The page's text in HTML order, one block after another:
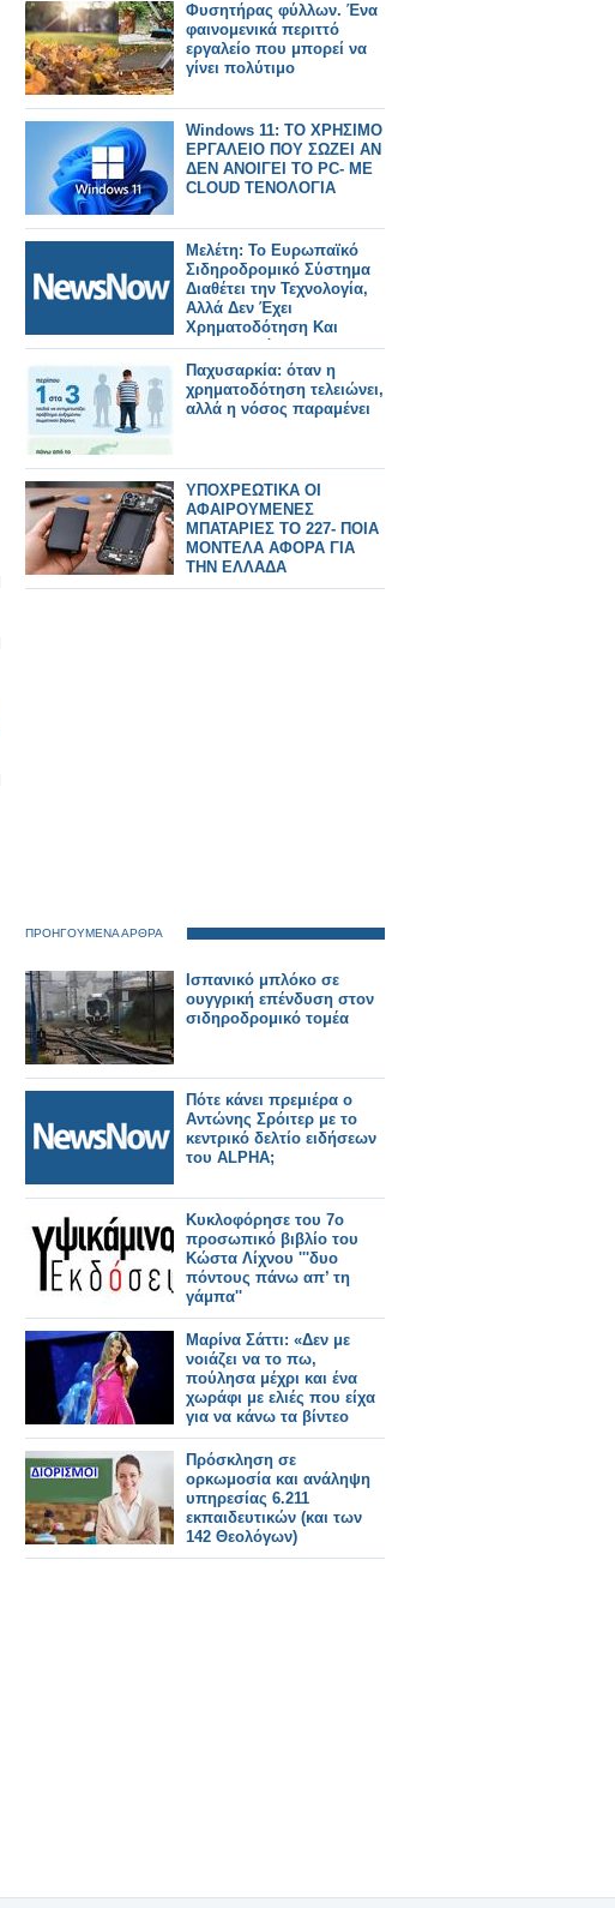
Φυσητήρας φύλλων. Ένα
φαινομενικά περιττό
εργαλείο που μπορεί να
γίνει πολύτιμο
Windows 11: ΤΟ ΧΡΗΣΙΜΟ
ΕΡΓΑΛΕΙΟ ΠΟΥ ΣΩΖΕΙ ΑΝ
ΔΕΝ ΑΝΟΙΓΕΙ ΤΟ PC- ΜΕ
CLOUD ΤΕΝΟΛΟΓΙΑ
Μελέτη: Το Ευρωπαϊκό
Σιδηροδρομικό Σύστημα
Διαθέτει την Τεχνολογία,
Αλλά Δεν Έχει
Χρηματοδότηση Και
Συντονισμό.
Παχυσαρκία: όταν η
χρηματοδότηση τελειώνει,
αλλά η νόσος παραμένει
ΥΠΟΧΡΕΩΤΙΚΑ ΟΙ
ΑΦΑΙΡΟΥΜΕΝΕΣ
ΜΠΑΤΑΡΙΕΣ ΤΟ 227- ΠΟΙΑ
ΜΟΝΤΕΛΑ ΑΦΟΡΑ ΓΙΑ
ΤΗΝ ΕΛΛΑΔΑ
ΠΡΟΗΓΟΥΜΕΝΑ ΑΡΘΡΑ
Ισπανικό μπλόκο σε
ουγγρική επένδυση στον
σιδηροδρομικό τομέα
Πότε κάνει πρεμιέρα ο
Αντώνης Σρόιτερ με το
κεντρικό δελτίο ειδήσεων
του ALPHA;
Κυκλοφόρησε του 7ο
προσωπικό βιβλίο του
Κώστα Λίχνου '''δυο
πόντους πάνω απ’ τη
γάμπα''
Μαρίνα Σάττι: «Δεν με
νοιάζει να το πω,
πούλησα μέχρι και ένα
χωράφι με ελιές που είχα
για να κάνω τα βίντεο
κλιπ μου»
Πρόσκληση σε
ορκωμοσία και ανάληψη
υπηρεσίας 6.211
εκπαιδευτικών (και των
142 Θεολόγων)